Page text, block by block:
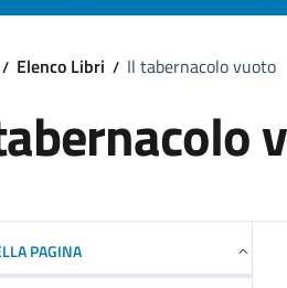
Elenco Libri Il tabernacolo vuoto
PAGINA